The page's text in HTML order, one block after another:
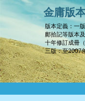
金庸版
版本定義：一
鄺拾記等版本
十年修訂成冊
三版：至2007